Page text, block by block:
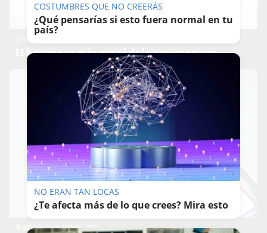
¿Por qué se contagia?
El bostezo es más social de lo que imaginas
9 apps que valen oro
COSTUMBRES QUE NO CREERÁS
¿Qué pensarías si esto fuera normal en tu
país?
NO ERAN TAN LOCAS
¿Te afecta más de lo que crees? Mira esto